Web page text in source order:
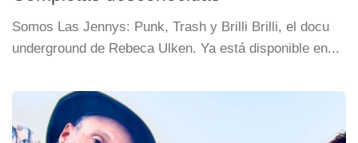
Somos Las Jennys: Punk, Trash y Brilli Brilli, el docu
underground de Rebeca Ulken. Ya está disponible en...